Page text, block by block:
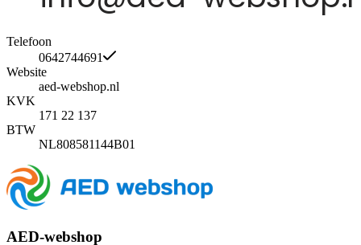
Telefoon
0642744691
Website
aed-webshop.nl
KVK
171 22 137
BTW
NL808581144B01
AED-webshop